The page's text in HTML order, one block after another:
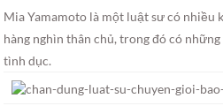
Mia Yamamoto là một luật sư có nhiều
hàng nghìn thân chủ, trong đó có
tình dục.